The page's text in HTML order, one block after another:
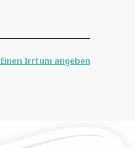
Einen Irrtum angeben